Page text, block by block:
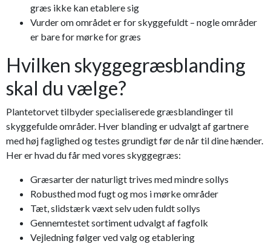
græs ikke kan etablere sig
Vurder om området er for skyggefuldt – nogle områder
er bare for mørke for græs
Hvilken skyggegræsblanding
skal du vælge?
Plantetorvet tilbyder specialiserede græsblandinger til
skyggefulde områder. Hver blanding er udvalgt af gartnere
med høj faglighed og testes grundigt før de når til dine hænder.
Her er hvad du får med vores skyggegræs:
Græsarter der naturligt trives med mindre sollys
Robusthed mod fugt og mos i mørke områder
Tæt, slidstærk væxt selv uden fuldt sollys
Gennemtestet sortiment udvalgt af fagfolk
Vejledning følger ved valg og etablering